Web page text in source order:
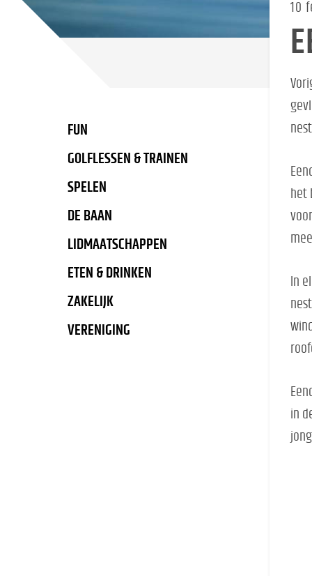
FUN
GOLFLESSEN & TRAINEN
SPELEN
DE BAAN
LIDMAATSCHAPPEN
ETEN & DRINKEN
ZAKELIJK
VERENIGING
10
het
In
in